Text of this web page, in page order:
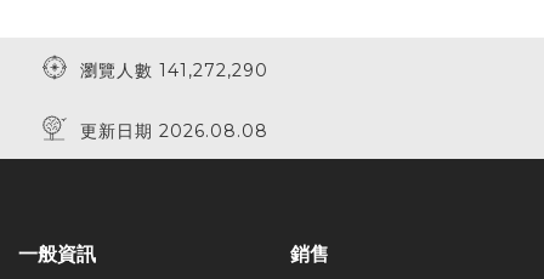
瀏覽人數 141,272,290
更新日期 2026.08.08
一般資訊 銷售